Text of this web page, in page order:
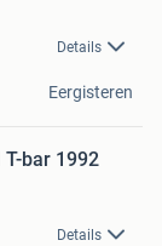
Details
Eergisteren
T-bar 1992
Details